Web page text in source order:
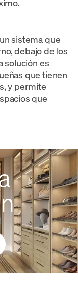
sistema que
debajo de los
solución es
que tienen
y permite
que